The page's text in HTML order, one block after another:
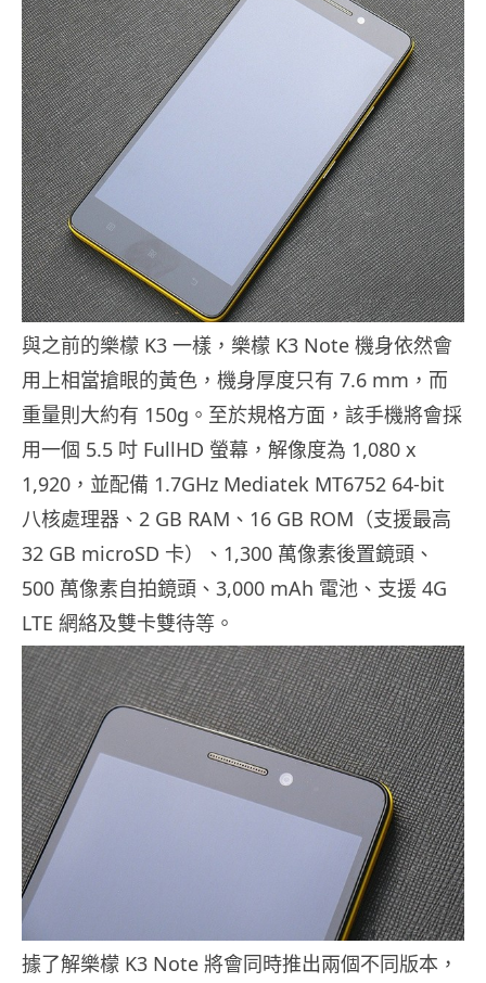
與之前的樂檬 K3 一樣，樂檬 K3 Note 機身依然會
用上相當搶眼的黃色，機身厚度只有 7.6 mm，而
重量則大約有 150g。至於規格方面，該手機將會採
用一個 5.5 吋 FullHD 螢幕，解像度為 1,080 x
1,920，並配備 1.7GHz Mediatek MT6752 64-bit
八核處理器、2 GB RAM、16 GB ROM（支援最高
32 GB microSD 卡）、1,300 萬像素後置鏡頭、
500 萬像素自拍鏡頭、3,000 mAh 電池、支援 4G
LTE 網絡及雙卡雙待等。
據了解樂檬 K3 Note 將會同時推出兩個不同版本，